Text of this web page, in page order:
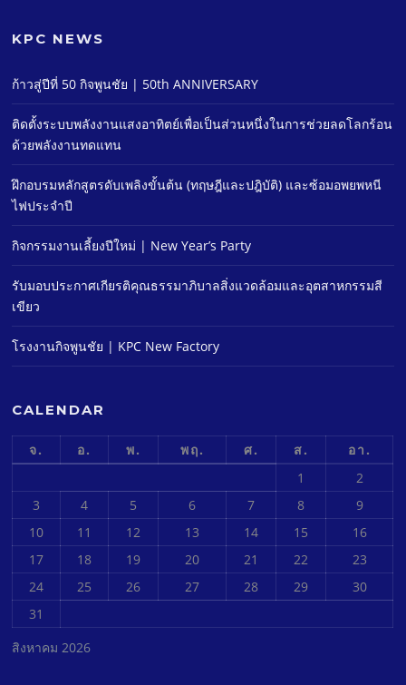
KPC NEWS
ก้าวสู่ปีที่ 50 กิจพูนชัย | 50th ANNIVERSARY
ติดตั้งระบบพลังงานแสงอาทิตย์เพื่อเป็นส่วนหนึ่งในการช่วยลดโลกร้อน
ด้วยพลังงานทดแทน
ฝึกอบรมหลักสูตรดับเพลิงขั้นต้น (ทฤษฎีและปฎิบัติ) และซ้อมอพยพหนี
ไฟประจําปี
กิจกรรมงานเลี้ยงปีใหม่ | New Year’s Party
รับมอบประกาศเกียรติคุณธรรมาภิบาลสิ่งแวดล้อมและอุตสาหกรรมสี
เขียว
โรงงานกิจพูนชัย | KPC New Factory
CALENDAR
สิงหาคม 2026
จ. อ. พ. พฤ. ศ. ส.
อา.
1
2
3
4 5 6 7 8
9
10
11 12 13 14 15
16
17
18 19 20 21 22
23
24
25 26 27 28 29
30
31